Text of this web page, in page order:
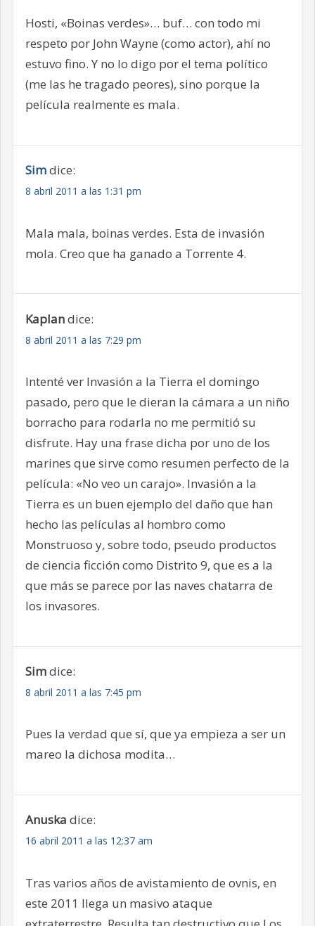
Hosti, «Boinas verdes»… buf… con todo mi
respeto por John Wayne (como actor), ahí no
estuvo fino. Y no lo digo por el tema político
(me las he tragado peores), sino porque la
película realmente es mala.
Simdice:
8 abril 2011 a las 1:31 pm
Mala mala, boinas verdes. Esta de invasión
mola. Creo que ha ganado a Torrente 4.
Kaplandice:
8 abril 2011 a las 7:29 pm
Intenté ver Invasión a la Tierra el domingo
pasado, pero que le dieran la cámara a un niño
borracho para rodarla no me permitió su
disfrute. Hay una frase dicha por uno de los
marines que sirve como resumen perfecto de la
película: «No veo un carajo». Invasión a la
Tierra es un buen ejemplo del daño que han
hecho las películas al hombro como
Monstruoso y, sobre todo, pseudo productos
de ciencia ficción como Distrito 9, que es a la
que más se parece por las naves chatarra de
los invasores.
Simdice:
8 abril 2011 a las 7:45 pm
Pues la verdad que sí, que ya empieza a ser un
mareo la dichosa modita…
Anuska dice:
16 abril 2011 a las 12:37 am
Tras varios años de avistamiento de ovnis, en
este 2011 llega un masivo ataque